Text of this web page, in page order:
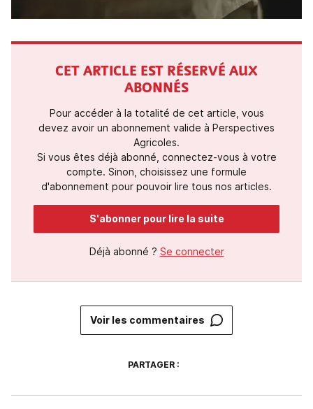
CET ARTICLE EST RÉSERVÉ AUX
ABONNÉS
Pour accéder à la totalité de cet article, vous
devez avoir un abonnement valide à Perspectives
Agricoles.
Si vous êtes déjà abonné, connectez-vous à votre
compte. Sinon, choisissez une formule
d'abonnement pour pouvoir lire tous nos articles.
S'abonner pour lire la suite
Déjà abonné ? Se connecter
Voir les commentaires
PARTAGER :